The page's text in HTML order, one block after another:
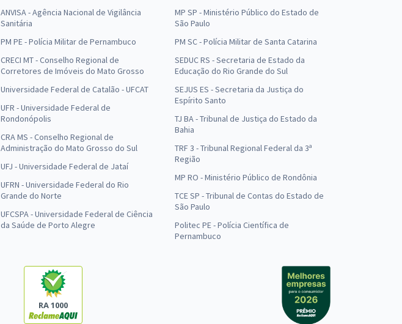
ANVISA - Agência Nacional de Vigilância
Sanitária
PM PE - Polícia Militar de Pernambuco
CRECI MT - Conselho Regional de
Corretores de Imóveis do Mato Grosso
Universidade Federal de Catalão - UFCAT
UFR - Universidade Federal de
Rondonópolis
CRA MS - Conselho Regional de
Administração do Mato Grosso do Sul
UFJ - Universidade Federal de Jataí
UFRN - Universidade Federal do Rio
Grande do Norte
UFCSPA - Universidade Federal de Ciência
da Saúde de Porto Alegre
MP SP - Ministério Público do Estado de
São Paulo
PM SC - Polícia Militar de Santa Catarina
SEDUC RS - Secretaria de Estado da
Educação do Rio Grande do Sul
SEJUS ES - Secretaria da Justiça do
Espírito Santo
TJ BA - Tribunal de Justiça do Estado da
Bahia
TRF 3 - Tribunal Regional Federal da 3ª
Região
MP RO - Ministério Público de Rondônia
TCE SP - Tribunal de Contas do Estado de
São Paulo
Politec PE - Polícia Científica de
Pernambuco
RA 1000